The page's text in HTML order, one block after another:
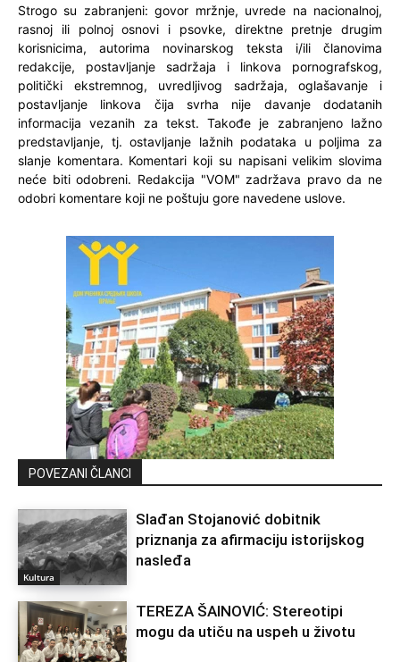
Strogo su zabranjeni: govor mržnje, uvrede na nacionalnoj,
rasnoj ili polnoj osnovi i psovke, direktne pretnje drugim
korisnicima, autorima novinarskog teksta i/ili članovima
redakcije, postavljanje sadržaja i linkova pornografskog,
politički ekstremnog, uvredljivog sadržaja, oglašavanje i
postavljanje linkova čija svrha nije davanje dodatanih
informacija vezanih za tekst. Takođe je zabranjeno lažno
predstavljanje, tj. ostavljanje lažnih podataka u poljima za
slanje komentara. Komentari koji su napisani velikim slovima
neće biti odobreni. Redakcija "VOM" zadržava pravo da ne
odobri komentare koji ne poštuju gore navedene uslove.
POVEZANI ČLANCI
Kultura
Slađan Stojanović dobitnik
priznanja za afirmaciju istorijskog
nasleđa
TEREZA ŠAINOVIĆ: Stereotipi
mogu da utiču na uspeh u životu